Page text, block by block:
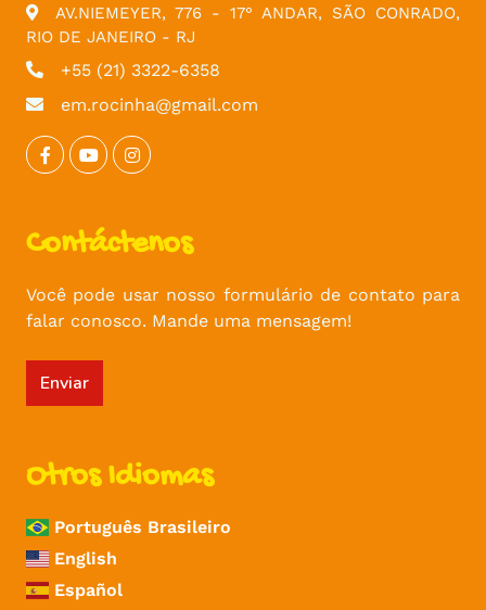
AV.NIEMEYER, 776 - 17° ANDAR, SÃO CONRADO,
RIO DE JANEIRO - RJ
+55 (21) 3322-6358
em.rocinha@gmail.com
Contáctenos
Você pode usar nosso formulário de contato para
falar conosco. Mande uma mensagem!
Enviar
Otros Idiomas
Português Brasileiro
English
Español